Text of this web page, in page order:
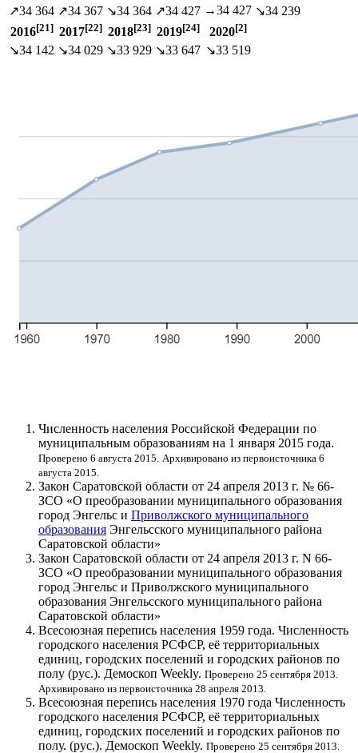
↗34 364 ↗34 367 ↘34 364 ↗34 427 →34 427 ↘34 239
2016[21] 2017[22] 2018[23] 2019[24] 2020[2]
↘34 142 ↘34 029 ↘33 929 ↘33 647 ↘33 519
Численность населения Российской Федерации по
муниципальным образованиям на 1 января 2015 года.
Проверено 6 августа 2015. Архивировано из первоисточника 6
августа 2015.
Закон Саратовской области от 24 апреля 2013 г. № 66-
ЗСО «О преобразовании муниципального образования
город Энгельс и Приволжского муниципального
образования Энгельсского муниципального района
Саратовской области»
Закон Саратовской области от 24 апреля 2013 г. N 66-
ЗСО «О преобразовании муниципального образования
город Энгельс и Приволжского муниципального
образования Энгельсского муниципального района
Саратовской области»
Всесоюзная перепись населения 1959 года. Численность
городского населения РСФСР, её территориальных
единиц, городских поселений и городских районов по
полу (рус.). Демоскоп Weekly. Проверено 25 сентября 2013.
Архивировано из первоисточника 28 апреля 2013.
Всесоюзная перепись населения 1970 года Численность
городского населения РСФСР, её территориальных
единиц, городских поселений и городских районов по
полу. (рус.). Демоскоп Weekly. Проверено 25 сентября 2013.